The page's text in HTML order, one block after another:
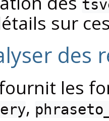
sur
des
les
,